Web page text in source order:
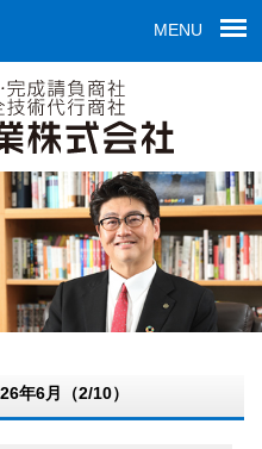
MENU
年6月（2/10）